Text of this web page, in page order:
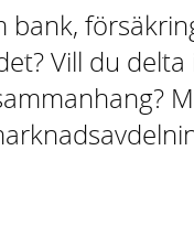
Vill du delta